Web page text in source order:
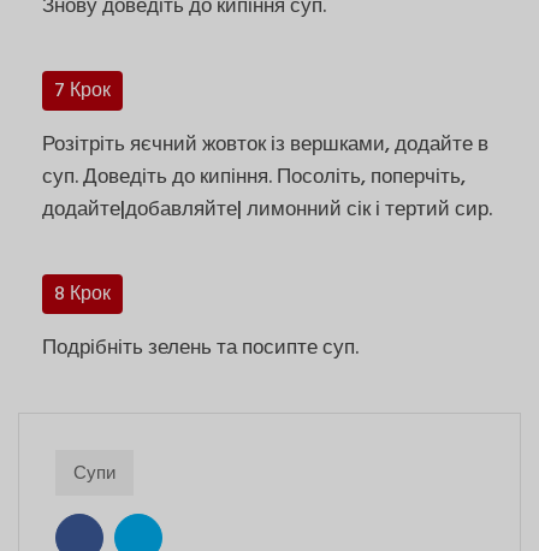
7 Крок
Розітріть яєчний жовток із вершками, додайте в
суп. Доведіть до кипіння. Посоліть, поперчіть,
додайте|добавляйте| лимонний сік і тертий сир.
8 Крок
Подрібніть зелень та посипте суп.
Супи